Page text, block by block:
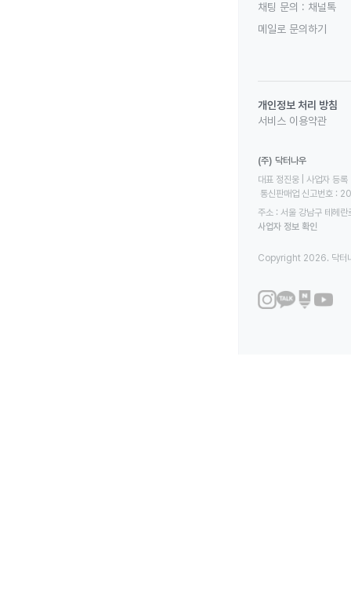
채팅 문의 : 채널톡
메일로 문의하기
개인정보 처리 방침
서비스 이용약관
(주) 닥터나우
대표 정진웅 | 사업자
통신판매업 신고번호
주소 : 서울 강남구 테헤
사업자 정보 확인
Copyright 2026. 닥터